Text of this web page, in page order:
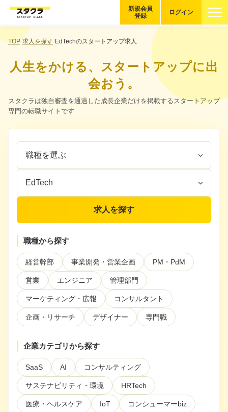
ブックマーク
企業を探す
適性診断 無料・5分
スタクラが選ばれる理由
スタートアップ厳選の仕組み
Startup Magazine
イベント・セミナー
特集記事
CEOインタビュー
大学発スタートアップ
導入事例
ログイン
新規会員
登録
TOP 求人を探す EdTechのスタートアップ求人
人生をかける、スタートアップに出
会おう。
スタクラは独自審査を通過した成長企業だけを掲載するスタートアップ
専門の転職サイトです
職
を
企
カ
リ
選
求人を探す
職種から探す
経営幹部 事業開発・営業企画 PM・PdM
営業 エンジニア 管理部門
マーケティング・広報 コンサルタント
企画・リサーチ デザイナー 専門職
企業カテゴリから探す
SaaS AI コンサルティング
サステナビリティ・環境 HRTech
医療・ヘルスケア IoT コンシューマーbiz